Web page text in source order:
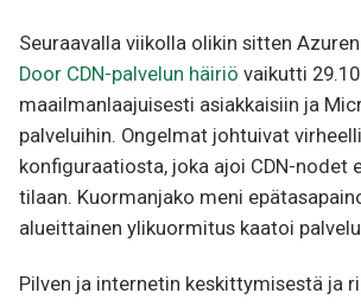
Seuraavalla viikolla olikin sitten
Door CDN-palvelun häiriö vaikutti
maailmanlaajuisesti asiakkaisiin ja
palveluihin. Ongelmat johtuivat
konfiguraatiosta, joka ajoi CDN-nodet
tilaan. Kuormanjako meni
alueittainen ylikuormitus kaatoi
Pilven ja internetin keskittymisestä ja